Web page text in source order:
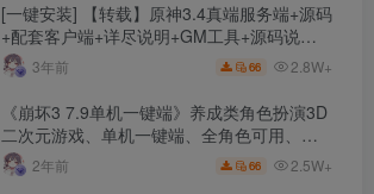
[一键安装] 【转载】原神3.4真端服务端+源码
+配套客户端+详尽说明+GM工具+源码说明
文件3年前 66 2.8W+
《崩坏3 7.9单机一键端》养成类角色扮演3D
二次元游戏、单机一键端、全角色可用、无
限资源、附带保姆级安装教程
2年前 66 2.5W+